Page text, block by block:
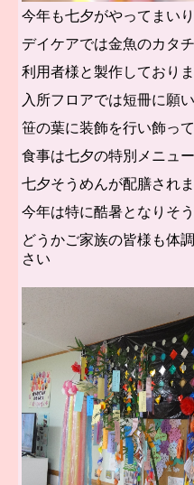
今年も七夕がやってまい
デイケアでは金魚のカタ
利用者様と製作しており
入所フロアでは短冊に願
笹の葉に装飾を行い飾っ
食事は七夕の特別メニュ
七夕そうめんが配膳され
今年は特に酷暑となりそ
どうかご家族の皆様も体
さい